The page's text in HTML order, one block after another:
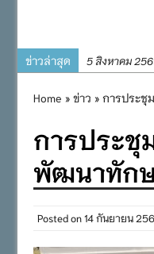
ข่าวล่าสุด 5 สิงหาคม
31 กรกฎาคม
๒๕๖๙
31 กรกฎาคม
31 กรกฎาคม
Home » ข่าว » การประชุ
การประชุ
พัฒนาทักษ
Posted on14 กันยายน